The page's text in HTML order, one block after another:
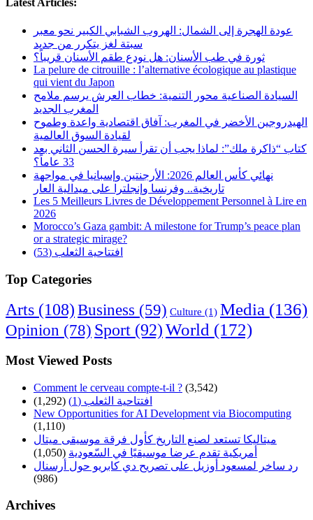
عودة الهجرة إلى الشمال: الهروب الشبابي الكبير نحو معبر
سبتة لغز يتكرر من جديد
ثورة في طب الأسنان: هل نودع طقم الأسنان قريباً؟
La pelure de citrouille : l’alternative écologique au plastique
qui vient du Japon
السيادة الصناعية محور التنمية: خطاب العرش يرسم ملامح
المغرب الجديد
الهيدروجين الأخضر في المغرب: آفاق اقتصادية واعدة وطموح
لقيادة السوق العالمية
كتاب “ذاكرة ملك”: لماذا يجب أن تقرأ سيرة الحسن الثاني بعد
33 عاماً؟
نهائي كأس العالم 2026: الأرجنتين وإسبانيا في مواجهة
تاريخية.. وفرنسا وإنجلترا على ميدالية العار
Les 5 Meilleurs Livres de Développement Personnel à Lire en
2026
Morocco’s Gaza gambit: A milestone for Trump’s peace plan
or a strategic mirage?
افتتاحية الثعلب (53)
Top Categories
Arts (108) Business (59) Culture (1) Media (136)
Opinion (78) Sport (92)World (172)
Most Viewed Posts
Comment le cerveau compte-t-il ? (3,542)
افتتاحية الثعلب (1)
(1,292)
New Opportunities for AI Development via Biocomputing
(1,110)
ميتاليكا تستعد لصنع التاريخ كأول فرقة موسيقى ميتال
أمريكية تقدم عرضا موسيقيًا في السّعودية (1,050)
رد ساخر لمسعود أوزيل على تصريح دي كابريو حول أرسنال
(986)
Archives